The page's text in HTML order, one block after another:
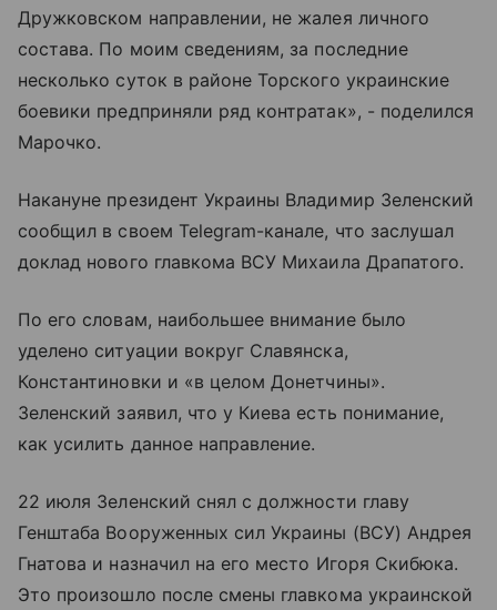
Дружковском направлении, не жалея личного
состава. По моим сведениям, за последние
несколько суток в районе Торского украинские
боевики предприняли ряд контратак», - поделился
Марочко.
Накануне президент Украины Владимир Зеленский
сообщил в своем Telegram-канале, что заслушал
доклад нового главкома ВСУ Михаила Драпатого.
По его словам, наибольшее внимание было
уделено ситуации вокруг Славянска,
Константиновки и «в целом Донетчины».
Зеленский заявил, что у Киева есть понимание,
как усилить данное направление.
22 июля Зеленский снял с должности главу
Генштаба Вооруженных сил Украины (ВСУ) Андрея
Гнатова и назначил на его место Игоря Скибюка.
Это произошло после смены главкома украинской